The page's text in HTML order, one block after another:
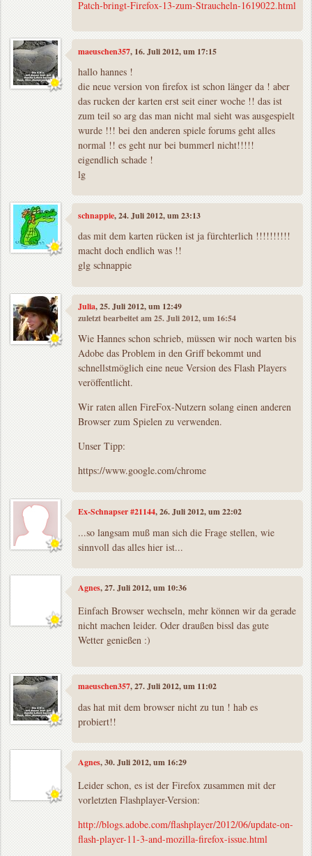
Patch-bringt-Firefox-13-zum-Straucheln-1619022.html
maeuschen357, 16. Juli 2012, um 17:15
hallo hannes !
die neue version von firefox ist schon länger da ! aber
das rucken der karten erst seit einer woche !! das ist
zum teil so arg das man nicht mal sieht was ausgespielt
wurde !!! bei den anderen spiele forums geht alles
normal !! es geht nur bei bummerl nicht!!!!!
eigendlich schade !
lg
schnappie, 24. Juli 2012, um 23:13
das mit dem karten rücken ist ja fürchterlich !!!!!!!!!!
macht doch endlich was !!
glg schnappie
Julia, 25. Juli 2012, um 12:49
zuletzt bearbeitet am 25. Juli 2012, um 16:54
Wie Hannes schon schrieb, müssen wir noch warten bis
Adobe das Problem in den Griff bekommt und
schnellstmöglich eine neue Version des Flash Players
veröffentlicht.
Wir raten allen FireFox-Nutzern solang einen anderen
Browser zum Spielen zu verwenden.
Unser Tipp:
https://www.google.com/chrome
Ex-Schnapser #21144, 26. Juli 2012, um 22:02
...so langsam muß man sich die Frage stellen, wie
sinnvoll das alles hier ist...
Agnes, 27. Juli 2012, um 10:36
Einfach Browser wechseln, mehr können wir da gerade
nicht machen leider. Oder draußen bissl das gute
Wetter genießen :)
maeuschen357, 27. Juli 2012, um 11:02
das hat mit dem browser nicht zu tun ! hab es
probiert!!
Agnes, 30. Juli 2012, um 16:29
Leider schon, es ist der Firefox zusammen mit der
vorletzten Flashplayer-Version:
http://blogs.adobe.com/flashplayer/2012/06/update-on-
flash-player-11-3-and-mozilla-firefox-issue.html